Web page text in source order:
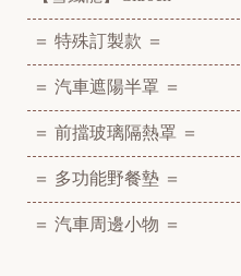
＝ 特殊訂製款 ＝
＝ 汽車遮陽半罩 ＝
＝ 前擋玻璃隔熱罩 ＝
＝ 多功能野餐墊 ＝
＝ 汽車周邊小物 ＝